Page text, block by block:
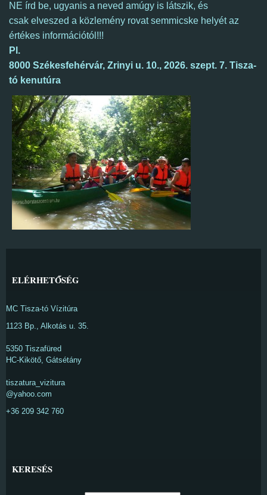
NE írd be, ugyanis a neved amúgy is látszik, és
csak elveszed a közlemény rovat semmicske helyét az
értékes információtól!!!
Pl.
8000 Székesfehérvár, Zrinyi u. 10., 2026. szept. 7. Tisza-
tó kenutúra
ELÉRHETŐSÉG
MC Tisza-tó Vízitúra
1123 Bp., Alkotás u. 35.
5350 Tiszafüred
HC-Kikötő, Gátsétány
tiszatura_vizitura
@yahoo.com
+36 209 342 760
KERESÉS